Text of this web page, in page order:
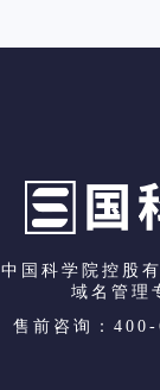
中国科学院控股
域名管理
售前咨询：